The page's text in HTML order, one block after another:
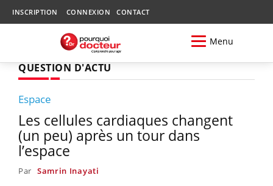
INSCRIPTION CONNEXION CONTACT
Menu
QUESTION D'ACTU
Espace
Les cellules cardiaques changent
(un peu) après un tour dans
l’espace
Par Samrin Inayati